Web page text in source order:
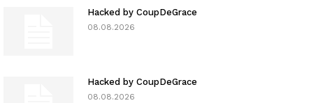
Hacked by CoupDeGrace
08.08.2026
Hacked by CoupDeGrace
08.08.2026